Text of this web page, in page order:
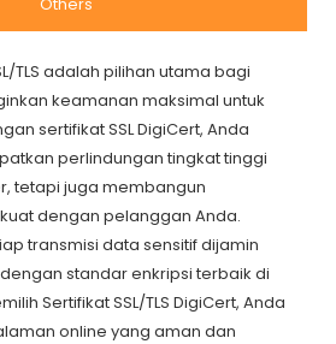
TLS adalah pilihan utama bagi
keamanan maksimal untuk
sertifikat SSL DigiCert, Anda
perlindungan tingkat tinggi
tetapi juga membangun
dengan pelanggan Anda.
transmisi data sensitif dijamin
standar enkripsi terbaik di
Sertifikat SSL/TLS DigiCert, Anda
online yang aman dan